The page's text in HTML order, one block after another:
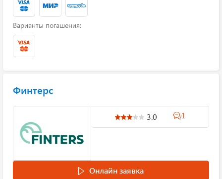
Варианты погашения:
Финтерс
3.0 1
Онлайн заявка